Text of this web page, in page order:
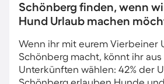
Schönberg finden, wenn
Hund Urlaub machen
Wenn ihr mit eurem Vierbeiner
Schönberg macht, könnt ihr
Unterkünften wählen: 42% der